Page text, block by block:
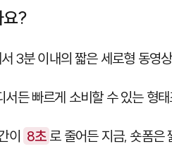
요?
3분 이내의 짧은 세로형 동영
든 빠르게 소비할 수 있는 형태
이 8초 로 줄어든 지금, 숏폼은